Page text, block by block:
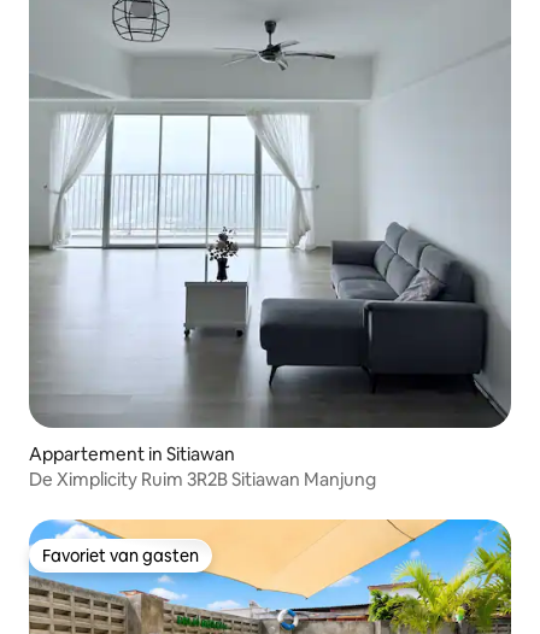
Appartement in Sitiawan
De Ximplicity Ruim 3R2B Sitiawan Manjung
Favoriet van gasten
Favoriet van gasten